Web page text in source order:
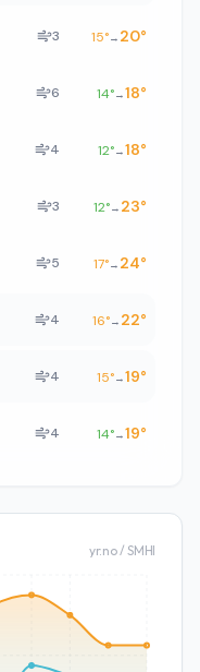
3 15°→ 20°
6 14°→18°
4 12°→18°
3 12°→ 23°
5 17°→ 24°
4 16°→ 22°
4 15°→19°
4 14°→19°
yr.no / SMHI